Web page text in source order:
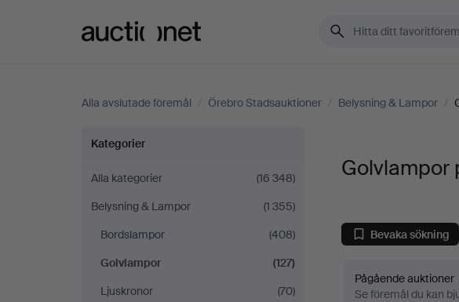
Alla avslutade föremål / Örebro Stadsauktioner / Belysning & Lampor /
Golvlampor
på
Örebro
Stadsauktioner
Kategorier
Alla kategorier
(16 348)
Belysning & Lampor
(1 355)
Bordslampor
(408)
Golvlampor
(127)
Ljuskronor
(70)
Golvlampor
Bevaka sökning
Pågående auktioner
Se föremål du kan